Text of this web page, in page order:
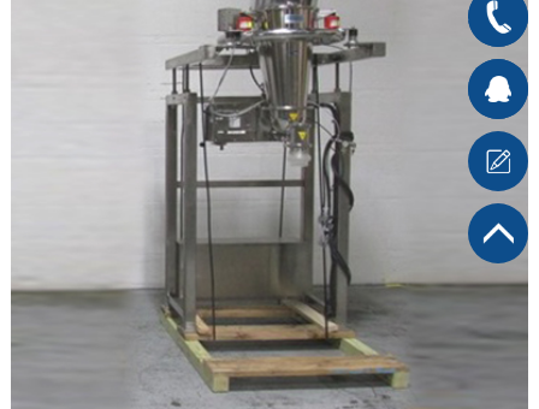
400-
666-
7176
在线客
服1 在
线客服2